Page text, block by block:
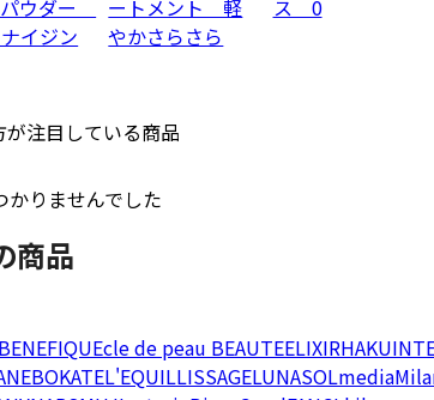
商品
ウダー
ナイジン
ートメント 軽
やかさらさら
ス 0
注目している商品
りませんでした
BENEFIQUEcle de peau BEAUTEELIXIRHAKU
KATEL'EQUILLISSAGELUNASOLmedia